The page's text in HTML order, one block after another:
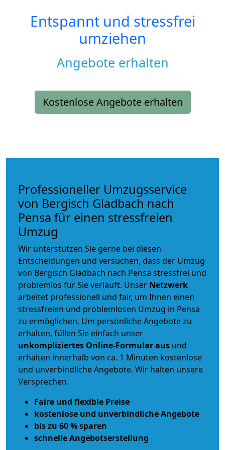
Entspannt und stressfrei
umziehen
Angebote erhalten
Kostenlose Angebote erhalten
Professioneller Umzugsservice
von Bergisch Gladbach nach
Pensa für einen stressfreien
Umzug
Wir unterstützen Sie gerne bei diesen
Entscheidungen und versuchen, dass der Umzug
von Bergisch Gladbach nach Pensa stressfrei und
problemlos für Sie verläuft. Unser Netzwerk
arbeitet professionell und fair, um Ihnen einen
stressfreien und problemlosen Umzug in Pensa
zu ermöglichen. Um persönliche Angebote zu
erhalten, füllen Sie einfach unser
unkompliziertes Online-Formular aus und
erhalten innerhalb von ca. 1 Minuten kostenlose
und unverbindliche Angebote. Wir halten unsere
Versprechen.
Faire und flexible Preise
kostenlose und unverbindliche Angebote
bis zu 60 % sparen
schnelle Angebotserstellung